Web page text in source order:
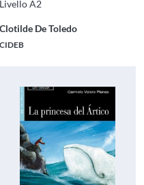
Livello A2
Clotilde De Toledo
CIDEB